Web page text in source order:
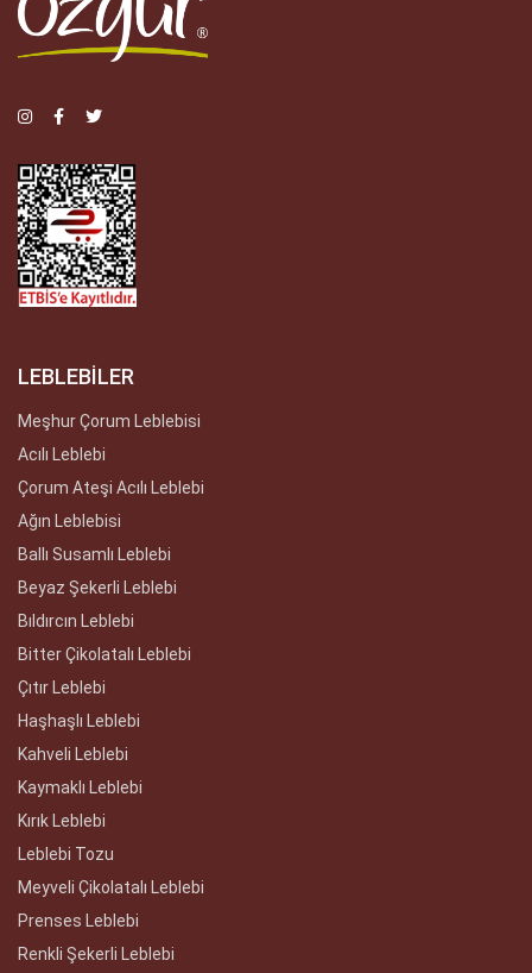
LEBLEBİLER
Meşhur Çorum Leblebisi
Acılı Leblebi
Çorum Ateşi Acılı Leblebi
Ağın Leblebisi
Ballı Susamlı Leblebi
Beyaz Şekerli Leblebi
Bıldırcın Leblebi
Bitter Çikolatalı Leblebi
Çıtır Leblebi
Haşhaşlı Leblebi
Kahveli Leblebi
Kaymaklı Leblebi
Kırık Leblebi
Leblebi Tozu
Meyveli Çikolatalı Leblebi
Prenses Leblebi
Renkli Şekerli Leblebi